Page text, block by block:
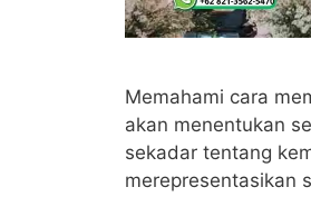
Memahami cara
akan menentukan
sekadar tentang
merepresentasikan